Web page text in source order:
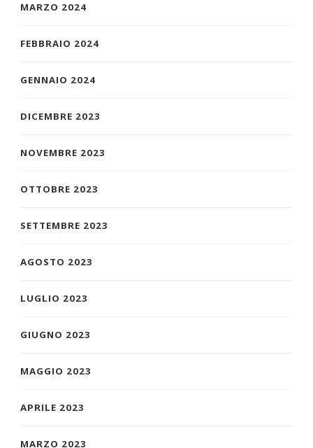
MARZO 2024
FEBBRAIO 2024
GENNAIO 2024
DICEMBRE 2023
NOVEMBRE 2023
OTTOBRE 2023
SETTEMBRE 2023
AGOSTO 2023
LUGLIO 2023
GIUGNO 2023
MAGGIO 2023
APRILE 2023
MARZO 2023